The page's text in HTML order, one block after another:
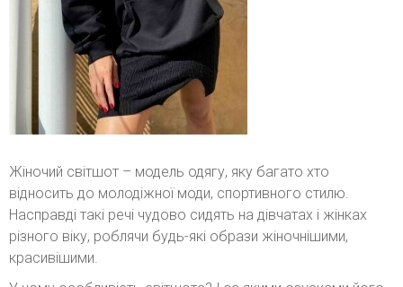
Жіночий світшот – модель одягу, яку багато хто
відносить до молодіжної моди, спортивного стилю.
Насправді такі речі чудово сидять на дівчатах і жінках
різного віку, роблячи будь-які образи жіночнішими,
красивішими.